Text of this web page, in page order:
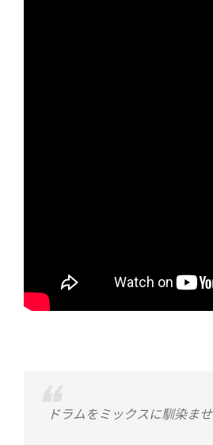
ドラムをミックスに馴染ま